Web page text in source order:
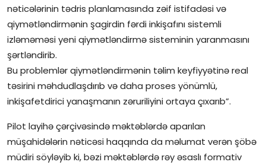
nəticələrinin tədris planlamasında zəif istifadəsi və
qiymətləndirmənin şagirdin fərdi inkişafını sistemli
izləməməsi yeni qiymətləndirmə sisteminin yaranmasını
şərtləndirib.
Bu problemlər qiymətləndirmənin təlim keyfiyyətinə real
təsirini məhdudlaşdırıb və daha proses yönümlü,
inkişafetdirici yanaşmanın zəruriliyini ortaya çıxarıb”.
Pilot layihə çərçivəsində məktəblərdə aparılan
müşahidələrin nəticəsi haqqında da məlumat verən şöbə
müdiri söyləyib ki, bəzi məktəblərdə rəy əsaslı formativ